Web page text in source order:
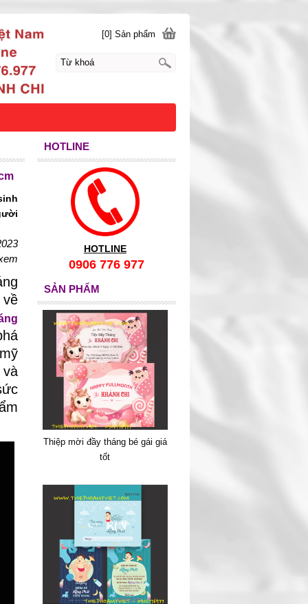
HOTLINE
HOTLINE
0906 776 977
SẢN PHẨM
Thiệp mời đầy tháng bé gái giá
tốt
[0] Sản phẩm